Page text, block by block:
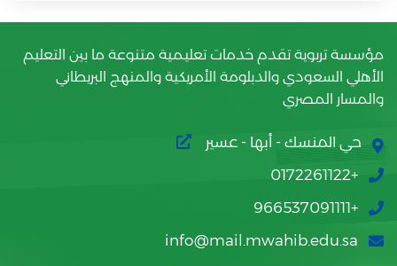
مؤسسة تربوية تقدم خدمات تعليمية متنوعة ما بين التعليم
الأهلي السعودي والدبلومة الأمريكية والمنهج البريطاني
والمسار المصري
حي المنسك - أبها - عسير
+0172261122
+966537091111
info@mail.mwahib.edu.sa